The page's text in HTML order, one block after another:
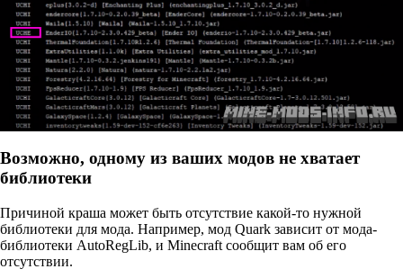
Возможно, одному из ваших модов не хватает
библиотеки
Причиной краша может быть отсутствие какой-то нужной
библиотеки для мода. Например, мод Quark зависит от мода-
библиотеки AutoRegLib, и Minecraft сообщит вам об его
отсутствии.